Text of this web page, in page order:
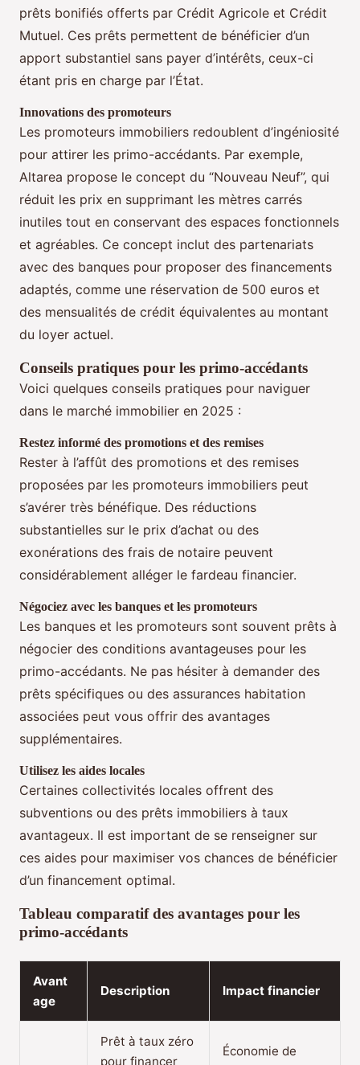
prêts bonifiés offerts par Crédit Agricole et Crédit
Mutuel. Ces prêts permettent de bénéficier d’un
apport substantiel sans payer d’intérêts, ceux-ci
étant pris en charge par l’État.
Innovations des promoteurs
Les promoteurs immobiliers redoublent d’ingéniosité
pour attirer les primo-accédants. Par exemple,
Altarea propose le concept du “Nouveau Neuf”, qui
réduit les prix en supprimant les mètres carrés
inutiles tout en conservant des espaces fonctionnels
et agréables. Ce concept inclut des partenariats
avec des banques pour proposer des financements
adaptés, comme une réservation de 500 euros et
des mensualités de crédit équivalentes au montant
du loyer actuel.
Conseils pratiques pour les primo-accédants
Voici quelques conseils pratiques pour naviguer
dans le marché immobilier en 2025 :
Restez informé des promotions et des remises
Rester à l’affût des promotions et des remises
proposées par les promoteurs immobiliers peut
s’avérer très bénéfique. Des réductions
substantielles sur le prix d’achat ou des
exonérations des frais de notaire peuvent
considérablement alléger le fardeau financier.
Négociez avec les banques et les promoteurs
Les banques et les promoteurs sont souvent prêts à
négocier des conditions avantageuses pour les
primo-accédants. Ne pas hésiter à demander des
prêts spécifiques ou des assurances habitation
associées peut vous offrir des avantages
supplémentaires.
Utilisez les aides locales
Certaines collectivités locales offrent des
subventions ou des prêts immobiliers à taux
avantageux. Il est important de se renseigner sur
ces aides pour maximiser vos chances de bénéficier
d’un financement optimal.
Tableau comparatif des avantages pour les
primo-accédants
Avant
age
Description Impact financier
Prêt à taux zéro
pour financer
Économie de